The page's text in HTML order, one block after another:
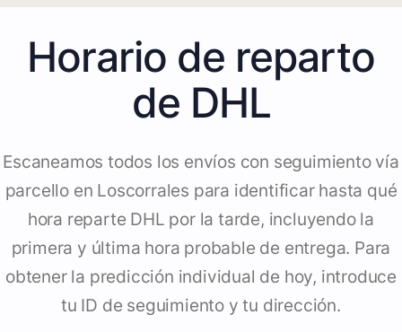
Horario de reparto
de DHL
Escaneamos todos los envíos con seguimiento vía
parcello en Loscorrales para identificar hasta qué
hora reparte DHL por la tarde, incluyendo la
primera y última hora probable de entrega. Para
obtener la predicción individual de hoy, introduce
tu ID de seguimiento y tu dirección.